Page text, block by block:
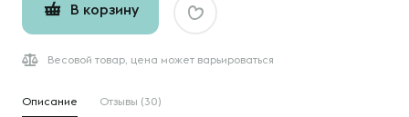
В корзину
Весовой товар, цена может варьироваться
Описание Отзывы (30)